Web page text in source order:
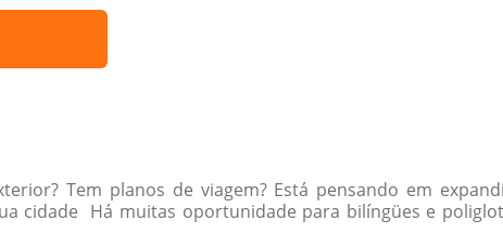
Tem planos de viagem? Está pensando em
cidade Há muitas oportunidade para bilíngües e